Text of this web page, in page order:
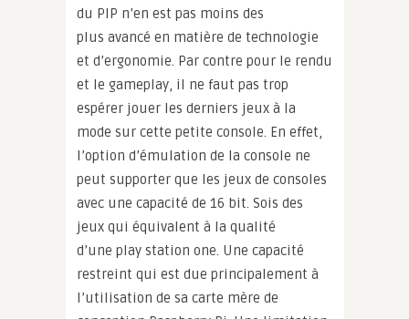
du PIP n’en est pas moins des
plus avancé en matière de technologie
et d’ergonomie. Par contre pour le rendu
et le gameplay, il ne faut pas trop
espérer jouer les derniers jeux à la
mode sur cette petite console. En effet,
l’option d’émulation de la console ne
peut supporter que les jeux de consoles
avec une capacité de 16 bit. Sois des
jeux qui équivalent à la qualité
d’une play station one. Une capacité
restreint qui est due principalement à
l’utilisation de sa carte mère de